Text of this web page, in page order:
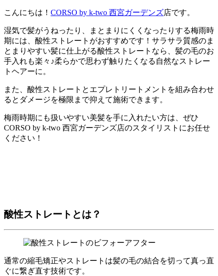
こんにちは！ CORSO by k-two 西宮ガーデンズ店です。
湿気で髪がうねったり、まとまりにくくなったりする梅雨時
期には、酸性ストレートがおすすめです！サラサラ質感のま
とまりやすい髪に仕上がる酸性ストレートなら、髪の毛のお
手入れも楽々♪柔らかで思わず触りたくなる自然なストレー
トヘアーに。
また、酸性ストレートとエプレトリートメントを組み合わせ
るとダメージを極限まで抑えて施術できます。
梅雨時期にも扱いやすい美髪を手に入れたい方は、ぜひ
CORSO by k-two 西宮ガーデンズ店のスタイリストにお任せ
ください！
酸性ストレートとは？
通常の縮毛矯正やストレートは髪の毛の結合を切って真っ直
ぐに繋ぎ直す技術です。